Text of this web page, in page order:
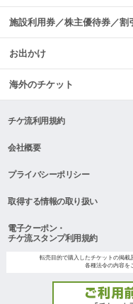
施設利用券／株主優待券／割
お出かけ
海外のチケット
チケ流利用規約
会社概要
プライバシーポリシー
取得する情報の取り扱い
電子クーポン・
チケ流スタンプ利用規約
転売目的で購入したチケットの掲載
各種法令の内容を